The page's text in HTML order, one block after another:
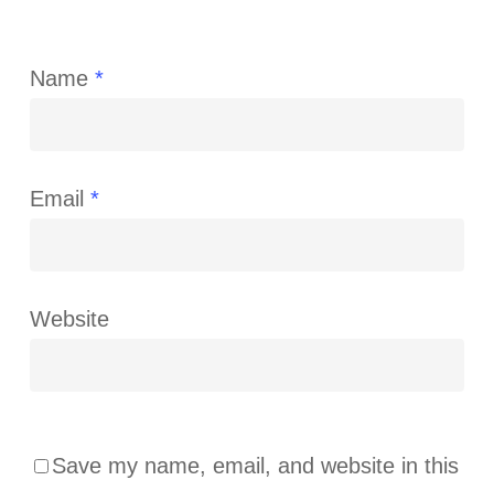
Name *
Email *
Website
Save my name, email, and website in this